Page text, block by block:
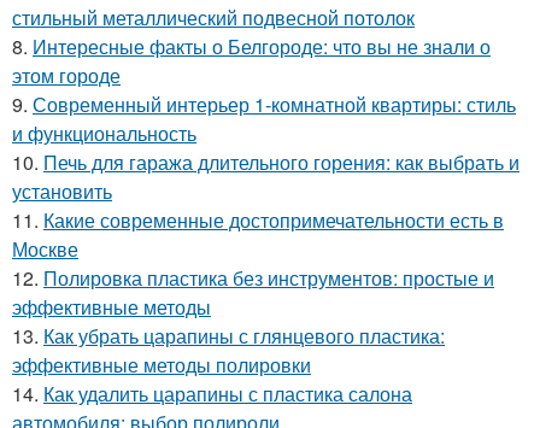
стильный металлический подвесной потолок
8. Интересные факты о Белгороде: что вы не знали о
этом городе
9. Современный интерьер 1-комнатной квартиры: стиль
и функциональность
10. Печь для гаража длительного горения: как выбрать и
установить
11. Какие современные достопримечательности есть в
Москве
12. Полировка пластика без инструментов: простые и
эффективные методы
13. Как убрать царапины с глянцевого пластика:
эффективные методы полировки
14. Как удалить царапины с пластика салона